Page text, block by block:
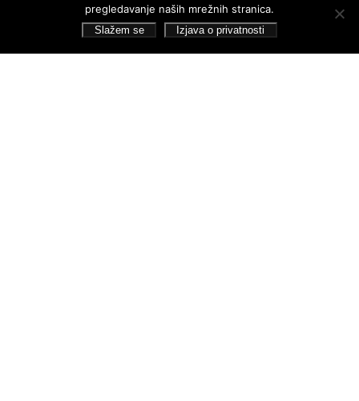
Brzi izbornik
Novosti
O galeriji
pregledavanje naših mrežnih stranica.
Slažem se Izjava o privatnosti